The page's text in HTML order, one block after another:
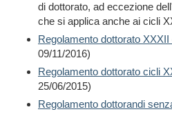
di dottorato, ad eccezione
che si applica anche ai cicli
Regolamento dottorato XXXII
09/11/2016)
Regolamento dottorato cicli
25/06/2015)
Regolamento dottorandi